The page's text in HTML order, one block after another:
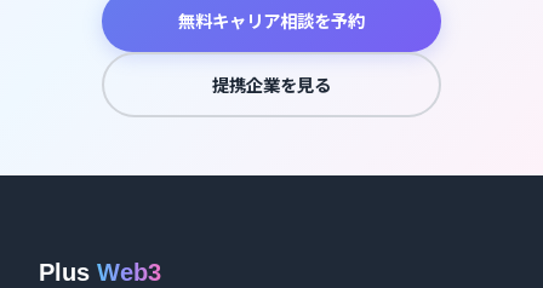
無料キャリア相談を予約
提携企業を見る
Plus Web3